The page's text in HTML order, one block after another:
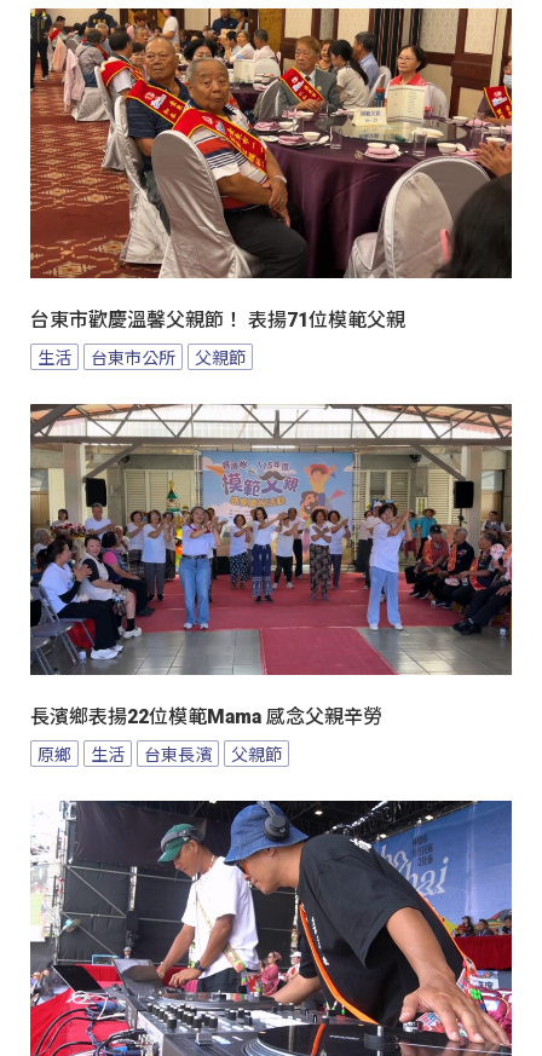
台東市歡慶溫馨父親節！ 表揚71位模範父親
生活 台東市公所 父親節
長濱鄉表揚22位模範Mama 感念父親辛勞
原鄉 生活 台東長濱 父親節